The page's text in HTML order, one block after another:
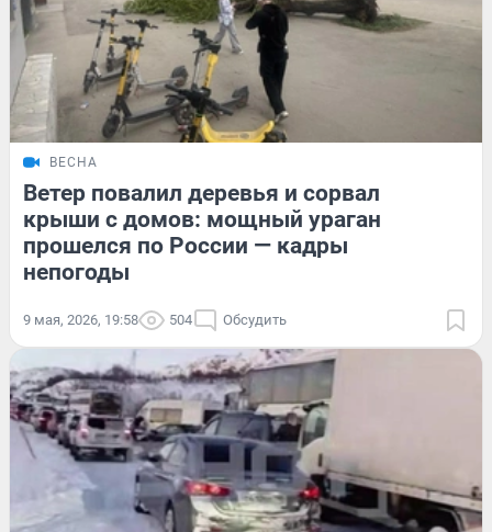
ВЕСНА
Ветер повалил деревья и сорвал
крыши с домов: мощный ураган
прошелся по России — кадры
непогоды
9 мая, 2026, 19:58 504 Обсудить